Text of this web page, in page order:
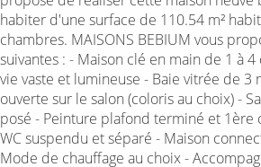
habiter d'une surface de 110.54 m²
chambres. MAISONS BEBIUM vous
suivantes : - Maison clé en main de 1 à
vie vaste et lumineuse - Baie vitrée de 3
ouverte sur le salon (coloris au choix) -
posé - Peinture plafond terminé et 1ère
WC suspendu et séparé - Maison
Mode de chauffage au choix -